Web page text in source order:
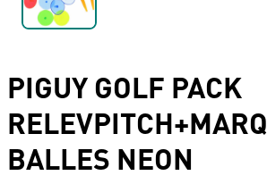
PIGUY GOLF PACK
BALLES NEON